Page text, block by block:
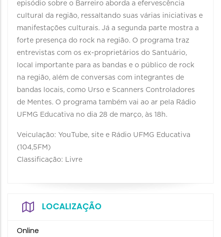
episódio sobre o Barreiro aborda a efervescência
cultural da região, ressaltando suas várias iniciativas e
manifestações culturais. Já a segunda parte mostra a
forte presença do rock na região. O programa traz
entrevistas com os ex-proprietários do Santuário,
local importante para as bandas e o público de rock
na região, além de conversas com integrantes de
bandas locais, como Urso e Scanners Controladores
de Mentes. O programa também vai ao ar pela Rádio
UFMG Educativa no dia 28 de março, às 18h.
Veiculação: YouTube, site e Rádio UFMG Educativa
(104,5FM)
Classificação: Livre
LOCALIZAÇÃO
Online